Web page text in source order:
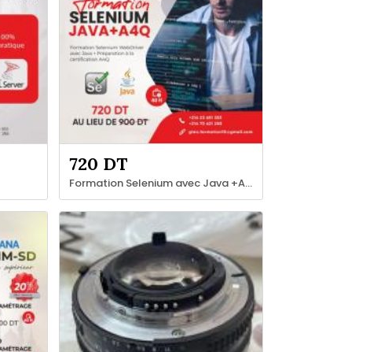
720 DT
Formation Selenium avec Java +A4Q